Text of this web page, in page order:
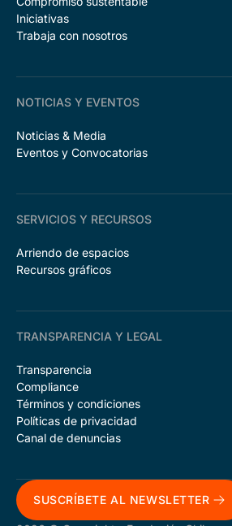
Iniciativas
Trabaja con nosotros
NOTICIAS Y EVENTOS
Noticias & Media
Eventos y Convocatorias
SERVICIOS Y RECURSOS
Arriendo de espacios
Recursos gráficos
TRANSPARENCIA Y LEGAL
Transparencia
Compliance
Términos y condiciones
Políticas de privacidad
Canal de denuncias
SUSCRÍBETE AL NEWSLETTER